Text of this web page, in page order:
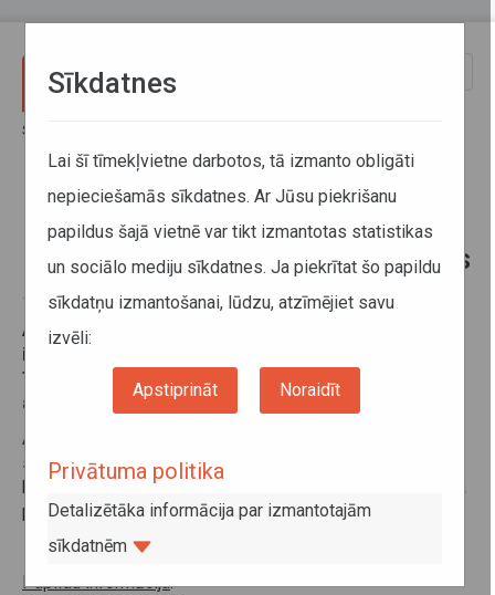
Sākums
No 17.jūlija veiktas izmaiņas
maršrutā Saldus–Zemīte–Tukums
17. jūlijs 2017
Atsaucoties pasažieru ierosinājumam, ir veiktas
izmaiņas maršrutā Nr.7328 Saldus–Zemīte–Tukums.
Turpmāk autobuss no Saldus izbrauks 10 minūtes
agrāk – plkst.18.05.
Autotransporta direkcija aicina iedzīvotājus izmantot
sabiedriskā transporta pakalpojumus un ņemt biļetes par
braucienu, atgādinot, ka ikviena reisa lietderība tiek mērīta
pēc izsniegtā biļešu skaita.
Papildu informācija:
Sīkdatnes
Lai šī tīmekļvietne darbotos, tā izmanto obligāti
nepieciešamās sīkdatnes. Ar Jūsu piekrišanu
papildus šajā vietnē var tikt izmantotas statistikas
un sociālo mediju sīkdatnes. Ja piekrītat šo papildu
sīkdatņu izmantošanai, lūdzu, atzīmējiet savu
izvēli:
Apstiprināt Noraidīt
Privātuma politika
Detalizētāka informācija par izmantotajām
sīkdatnēm